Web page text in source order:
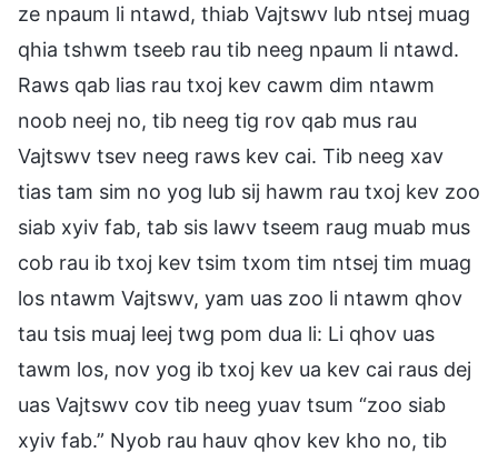
ze npaum li ntawd, thiab Vajtswv lub ntsej muag
qhia tshwm tseeb rau tib neeg npaum li ntawd.
Raws qab lias rau txoj kev cawm dim ntawm
noob neej no, tib neeg tig rov qab mus rau
Vajtswv tsev neeg raws kev cai. Tib neeg xav
tias tam sim no yog lub sij hawm rau txoj kev zoo
siab xyiv fab, tab sis lawv tseem raug muab mus
cob rau ib txoj kev tsim txom tim ntsej tim muag
los ntawm Vajtswv, yam uas zoo li ntawm qhov
tau tsis muaj leej twg pom dua li: Li qhov uas
tawm los, nov yog ib txoj kev ua kev cai raus dej
uas Vajtswv cov tib neeg yuav tsum “zoo siab
xyiv fab.” Nyob rau hauv qhov kev kho no, tib